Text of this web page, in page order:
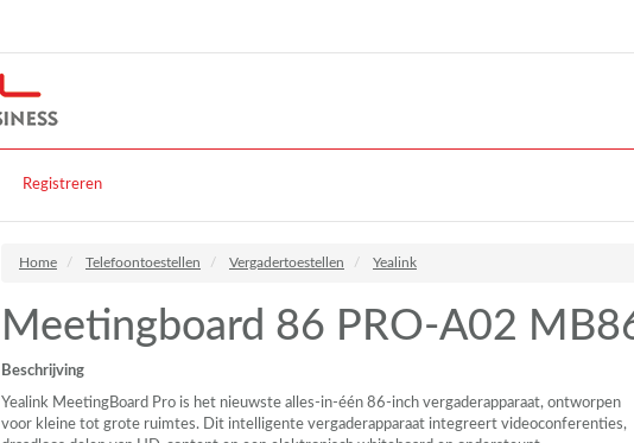
Registreren
Home Telefoontoestellen Vergadertoestellen Yealink
Meetingboard 86 PRO-A02
Beschrijving
Yealink MeetingBoard Pro is het nieuwste alles-in-één 86-inch vergaderapparaat, ontworpen
voor kleine tot grote ruimtes. Dit intelligente vergaderapparaat integreert videoconferenties,